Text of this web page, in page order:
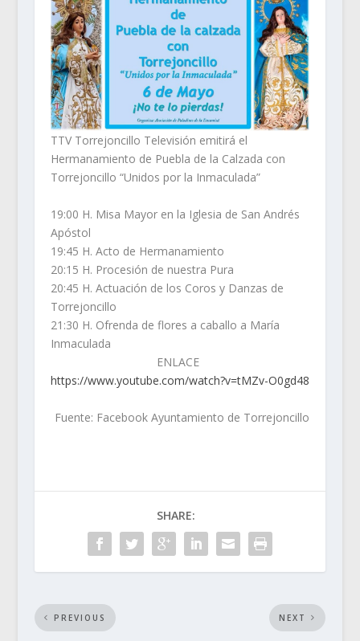
TTV Torrejoncillo Televisión emitirá el
Hermanamiento de Puebla de la Calzada con
Torrejoncillo “Unidos por la Inmaculada”
19:00 H. Misa Mayor en la Iglesia de San Andrés
Apóstol
19:45 H. Acto de Hermanamiento
20:15 H. Procesión de nuestra Pura
20:45 H. Actuación de los Coros y Danzas de
Torrejoncillo
21:30 H. Ofrenda de flores a caballo a María
Inmaculada
ENLACE
https://www.youtube.com/watch?v=tMZv-O0gd48
Fuente: Facebook Ayuntamiento de Torrejoncillo
SHARE:
PREVIOUS NEXT